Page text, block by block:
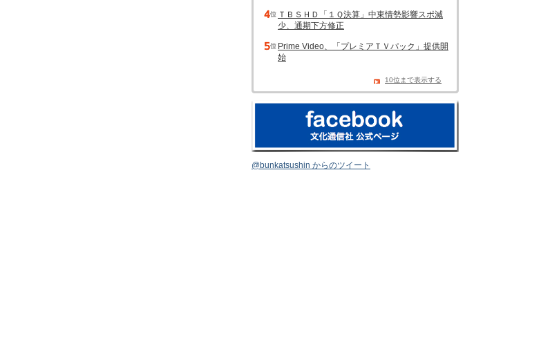
ＴＢＳＨＤ「１Ｑ決算」中東情勢影響スポ減
少、通期下方修正
Prime Video、「プレミアＴＶパック」提供開
始
10位まで表示する
@bunkatsushin からのツイート